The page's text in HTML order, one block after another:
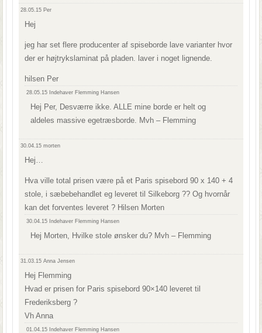
28.05.15 Per
Hej
jeg har set flere producenter af spiseborde lave varianter hvor
der er højtrykslaminat på pladen. laver i noget lignende.
hilsen Per
28.05.15 Indehaver Flemming Hansen
Hej Per, Desværre ikke. ALLE mine borde er helt og
aldeles massive egetræsborde. Mvh – Flemming
30.04.15morten
Hej…
Hva ville total prisen være på et Paris spisebord 90 x 140 + 4
stole, i sæbebehandlet eg leveret til Silkeborg ?? Og hvornår
kan det forventes leveret ? Hilsen Morten
30.04.15 Indehaver Flemming Hansen
Hej Morten, Hvilke stole ønsker du? Mvh – Flemming
31.03.15Anna Jensen
Hej Flemming
Hvad er prisen for Paris spisebord 90×140 leveret til
Frederiksberg ?
Vh Anna
01.04.15 Indehaver Flemming Hansen